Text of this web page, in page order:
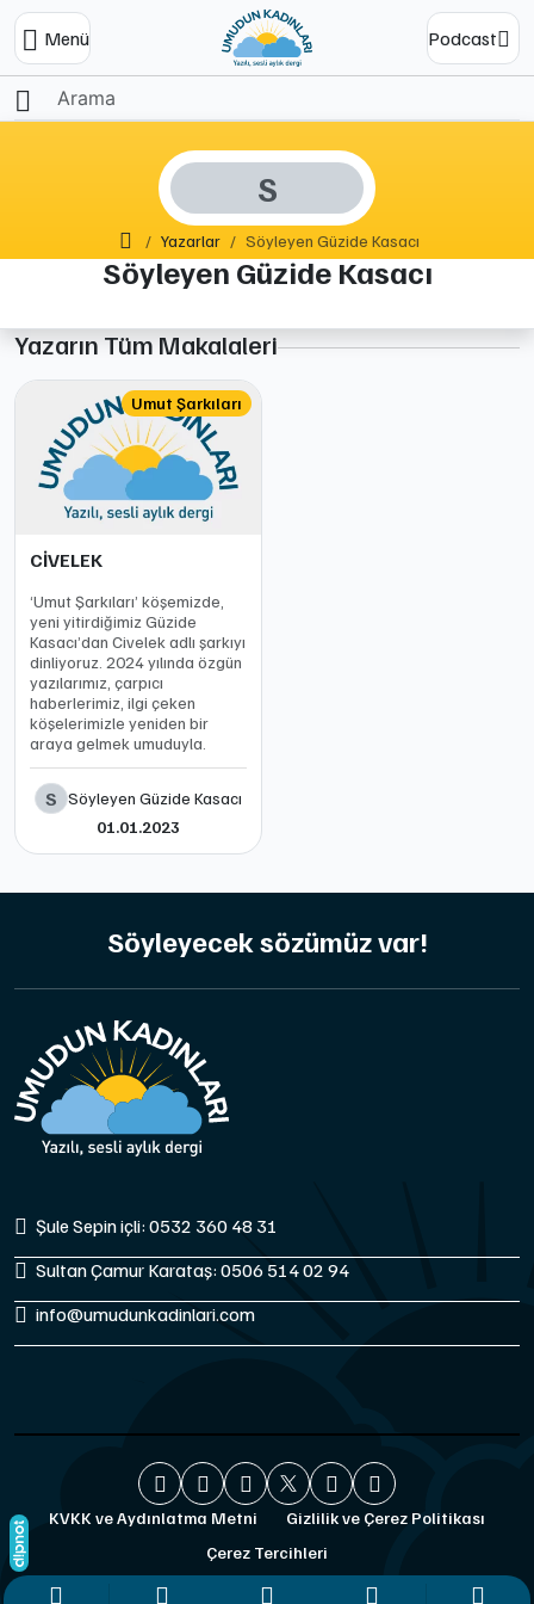
Menü Podcast
S
Ana SayfaYazarlar Söyleyen Güzide Kasacı
Söyleyen Güzide Kasacı
Yazarın Tüm Makalaleri
Umut Şarkıları
CİVELEK
‘Umut Şarkıları’ köşemizde,
yeni yitirdiğimiz Güzide
Kasacı’dan Civelek adlı şarkıyı
dinliyoruz. 2024 yılında özgün
yazılarımız, çarpıcı
haberlerimiz, ilgi çeken
köşelerimizle yeniden bir
araya gelmek umuduyla.
S Söyleyen Güzide Kasacı
01.01.2023
Söyleyecek sözümüz var!
Şule Sepin içli: 0532 360 48 31
Sultan Çamur Karataş: 0506 514 02 94
info@umudunkadinlari.com
KVKK ve Aydınlatma Metni
Gizlilik ve Çerez Politikası
Çerez Tercihleri